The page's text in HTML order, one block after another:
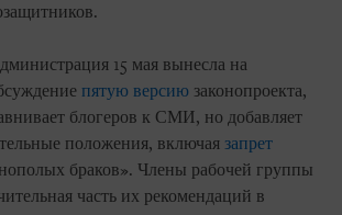
15 мая вынесла на
пятую версию законопроекта,
блогеров к СМИ, но добавляет
положения, включая запрет
браков». Члены рабочей группы
часть их рекомендаций в